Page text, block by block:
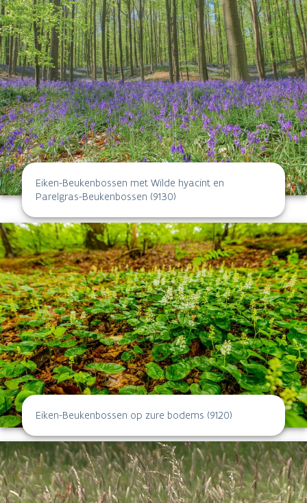
Eiken-Beukenbossen met Wilde hyacint en
Parelgras-Beukenbossen (9130)
Eiken-Beukenbossen op zure bodems (9120)